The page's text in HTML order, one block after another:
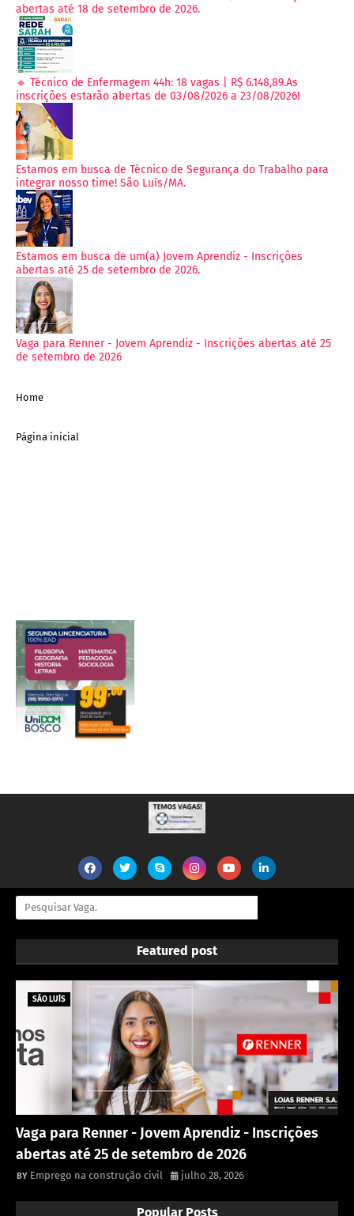
abertas até 18 de setembro de 2026.
🔹 Técnico de Enfermagem 44h: 18 vagas | R$ 6.148,89.As
inscrições estarão abertas de 03/08/2026 a 23/08/2026!
Estamos em busca de Técnico de Segurança do Trabalho para
integrar nosso time! São Luís/MA.
Estamos em busca de um(a) Jovem Aprendiz - Inscrições
abertas até 25 de setembro de 2026.
Vaga para Renner - Jovem Aprendiz - Inscrições abertas até 25
de setembro de 2026
Home
Página inicial
Featured post
SÃO LUÍS
Vaga para Renner - Jovem Aprendiz - Inscrições
abertas até 25 de setembro de 2026
Emprego na construção civil julho 28, 2026
Popular Posts